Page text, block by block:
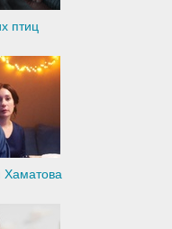
птиц
Хаматова